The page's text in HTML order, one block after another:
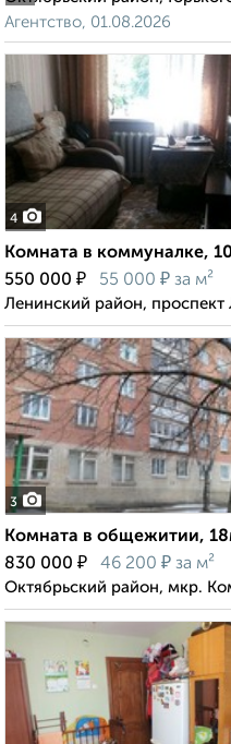
Агентство, 01.08.2026
4
Комната в коммуналке,
550 000 ₽ 55 000 ₽ за м²
Ленинский район, проспект
3
Комната в общежитии,
830 000 ₽ 46 200 ₽ за м²
Октябрьский район, мкр.